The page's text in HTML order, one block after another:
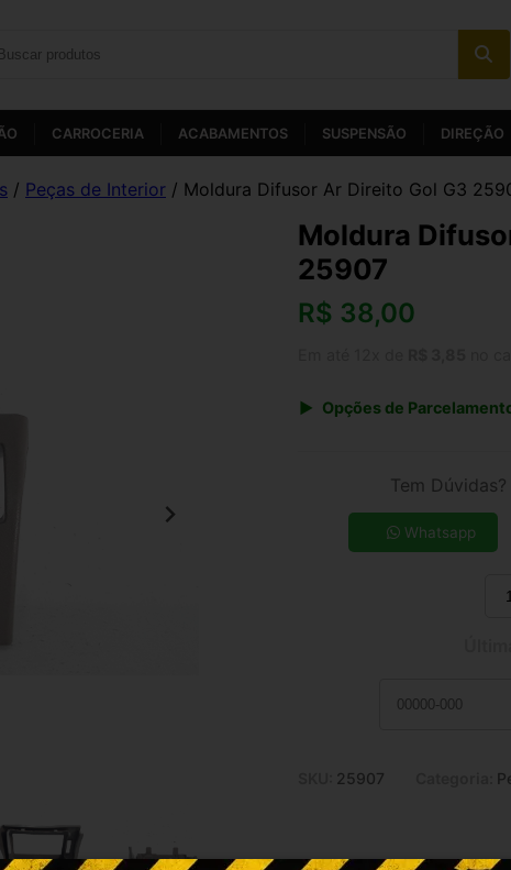
CARROCERIA ACABAMENTOS SUSPENSÃO DIREÇÃO
/ Peças de Interior / Moldura Difusor Ar Direito Gol G3
Moldura
25907
R$ 38,00
Opções de
7x de R$ 6,23
9x de R$ 4,97
Tem
Whatsapp
25907